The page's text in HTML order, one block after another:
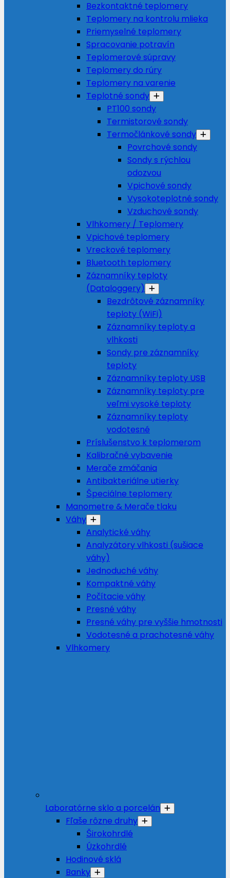
Bezkontaktné teplomery
Teplomery na kontrolu mlieka
Priemyselné teplomery
Spracovanie potravín
Teplomerové súpravy
Teplomery do rúry
Teplomery na varenie
Teplotné sondy
PT100 sondy
Termistorové sondy
Termočlánkové sondy
Povrchové sondy
Sondy s rýchlou
odozvou
Vpichové sondy
Vysokoteplotné sondy
Vzduchové sondy
Vlhkomery / Teplomery
Vpichové teplomery
Vreckové teplomery
Bluetooth teplomery
Záznamníky teploty
(Dataloggery)
Bezdrôtové záznamníky
teploty (WiFi)
Záznamníky teploty a
vlhkosti
Sondy pre záznamníky
teploty
Záznamníky teploty USB
Záznamníky teploty pre
veľmi vysoké teploty
Záznamníky teploty
vodotesné
Príslušenstvo k teplomerom
Kalibračné vybavenie
Merače zmáčania
Antibakteriálne utierky
Špeciálne teplomery
Manometre & Merače tlaku
Váhy
Analytické váhy
Analyzátory vlhkosti (sušiace
váhy)
Jednoduché váhy
Kompaktné váhy
Počítacie váhy
Presné váhy
Presné váhy pre vyššie hmotnosti
Vodotesné a prachotesné váhy
Vlhkomery
Laboratórne sklo a porcelán
Fľaše rôzne druhy
Širokohrdlé
Úzkohrdlé
Hodinové sklá
Banky